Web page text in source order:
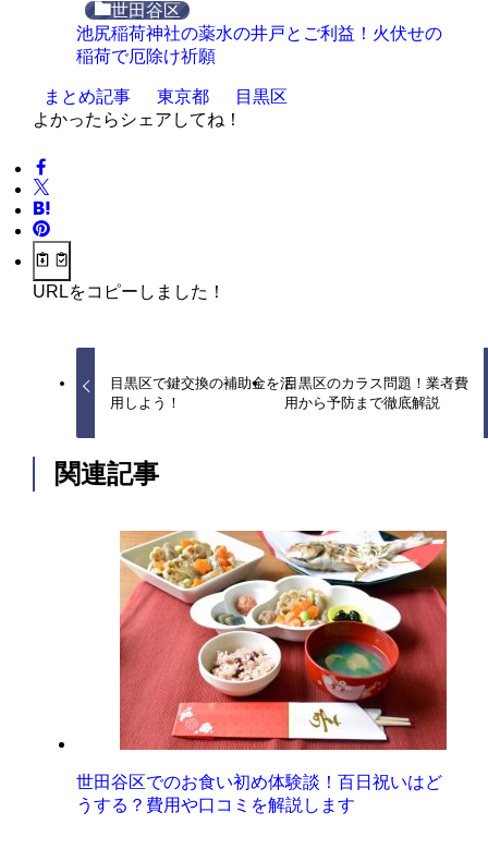
世田谷区
池尻稲荷神社の薬水の井戸とご利益！火伏せの
稲荷で厄除け祈願
まとめ記事 東京都
目黒区
よかったらシェアしてね！
URLをコピーしました！
目黒区で鍵交換の補助金を活
用しよう！
目黒区のカラス問題！業者費
用から予防まで徹底解説
関連記事
世田谷区でのお食い初め体験談！百日祝いはど
うする？費用や口コミを解説します